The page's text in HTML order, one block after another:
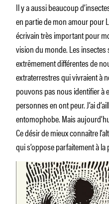
Il y a aussi beaucoup
en partie de mon amour pour
écrivain très important pour
vision du monde. Les
extrêmement différentes de
extraterrestres qui vivraient à
pouvons pas nous identifier à
personnes en ont peur. J’ai
entomophobe. Mais
Ce désir de mieux connaître
qui s’oppose parfaitement à la